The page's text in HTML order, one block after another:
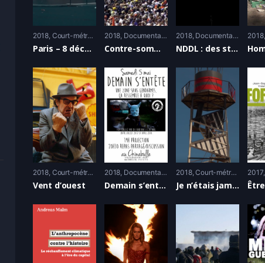
2018 Court-métrage
Paris – 8 décembre – L’effondrement approche
2018 Documentaire
Contre-sommets , avant Biarritz, un peu d’histoire …
2018 Documentaire
NDDL : des stratégies de division
2018
2018 Court-métrage
Vent d’ouest
2018 Documentaire
Demain s’entête sur la Zad de Notre-Dame-des-Landes
2018 Court-métrage
Je n’étais jamais venue sur la Zad
2017